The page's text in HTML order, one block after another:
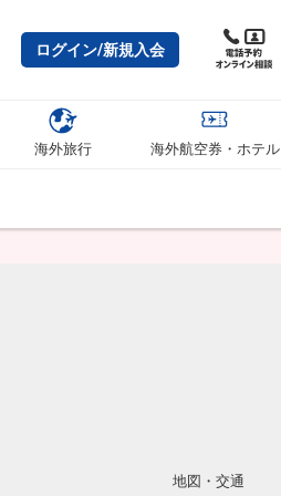
ログイン/新規入会
海外旅行 海外航空券・ホテル
地図・交通